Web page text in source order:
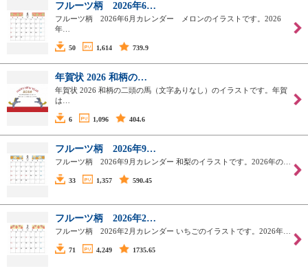
フルーツ柄 2026年6…
フルーツ柄 2026年6月カレンダー メロンのイラストです。2026
年…
50 1,614 739.9
年賀状 2026 和柄の…
年賀状 2026 和柄の二頭の馬（文字ありなし）のイラストです。年賀
は…
6 1,096 404.6
フルーツ柄 2026年9…
フルーツ柄 2026年9月カレンダー 和梨のイラストです。2026年の…
33 1,357 590.45
フルーツ柄 2026年2…
フルーツ柄 2026年2月カレンダー いちごのイラストです。2026年…
71 4,249 1735.65